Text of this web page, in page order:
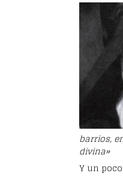
barrios,
divina»
Y un